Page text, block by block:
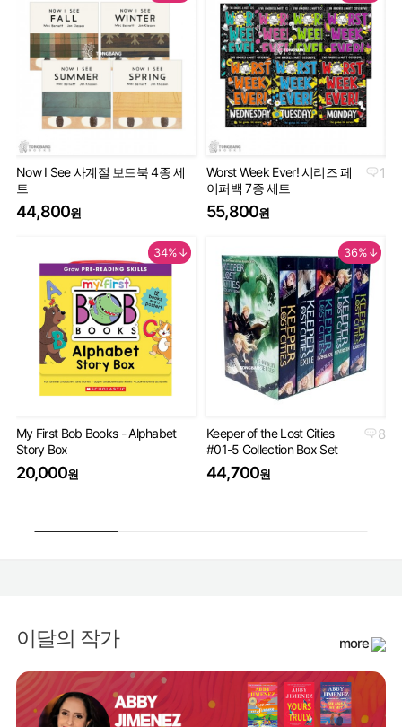
Now I See 사계절 보드북 4종 세
트
44,800원
1
Worst Week Ever! 시리즈 페
이퍼백 7종 세트
55,800원
34%↓
My First Bob Books - Alphabet
Story Box
20,000원
36%↓
8
Keeper of the Lost Cities
#01-5 Collection Box Set
44,700원
이달의 작가 more